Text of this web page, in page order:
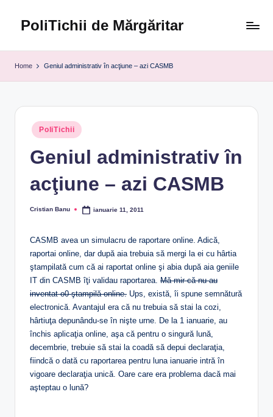
PoliTichii de Mărgăritar
Home Geniul administrativ în acţiune – azi CASMB
Posted
in
PoliTichii
Geniul administrativ în
acţiune – azi CASMB
Posted
Cristian Banu ianuarie 11, 2011
CASMB avea un simulacru de raportare online. Adică,
raportai online, dar după aia trebuia să mergi la ei cu hârtia
ştampilată cum că ai raportat online şi abia după aia geniile
IT din CASMB îţi validau raportarea. Mă mir că nu au
inventat o0 ştampilă online. Ups, există, îi spune semnătură
electronică. Avantajul era că nu trebuia să stai la cozi,
hârtiuţa depunându-se în nişte urne. De la 1 ianuarie, au
închis aplicaţia online, aşa că pentru o singură lună,
decembrie, trebuie să stai la coadă să depui declaraţia,
fiindcă o dată cu raportarea pentru luna ianuarie intră în
vigoare declaraţia unică. Oare care era problema dacă mai
aşteptau o lună?